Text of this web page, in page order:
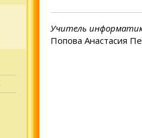
Учитель
Попова Анастасия